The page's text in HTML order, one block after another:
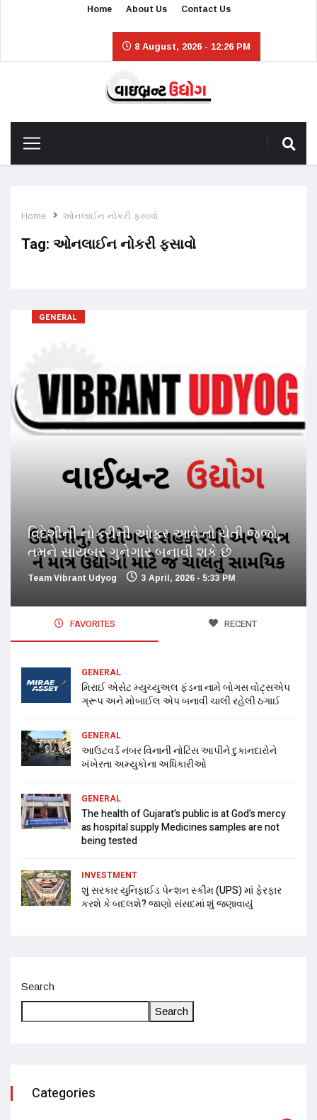
Home About Us Contact Us
8 August, 2026 - 12:26 PM
Home ઓનલાઈન નોકરી ફસાવો
Tag: ઓનલાઈન નોકરી ફસાવો
GENERAL
વિદેશીની નોકરીની ઓફર આવે તો ચેતી જજો,
તમને સાયબર ગુનેગાર બનાવી શકે છે
Team Vibrant Udyog 3 April, 2026 - 5:33 PM
FAVORITES RECENT
GENERAL
મિરાઈ એસેટ મ્યુચ્યુઅલ ફંડના નામે બોગસ વોટ્સએપ
ગ્રૂપ અને મોબાઈલ એપ બનાવી ચાલી રહેલી ઠગાઈ
GENERAL
આઉટવર્ડ નંબર વિનાની નોટિસ આપીને દુકાનદારોને
ખંખેરતા અમ્યુકોના અધિકારીઓ
GENERAL
The health of Gujarat’s public is at God’s mercy
as hospital supply Medicines samples are not
being tested
INVESTMENT
શું સરકાર યુનિફાઈડ પેન્શન સ્કીમ (UPS) માં ફેરફાર
કરશે કે બદલશે? જાણો સંસદમાં શું જણાવાયું
Search
Search
Categories